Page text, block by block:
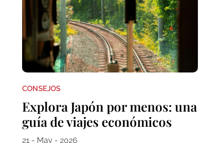
CONSEJOS
Explora Japón por menos: una
guía de viajes económicos
21 - May - 2026